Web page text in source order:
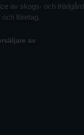
av skogs- och
och företag.
av